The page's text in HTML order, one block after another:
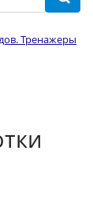
Тренажеры